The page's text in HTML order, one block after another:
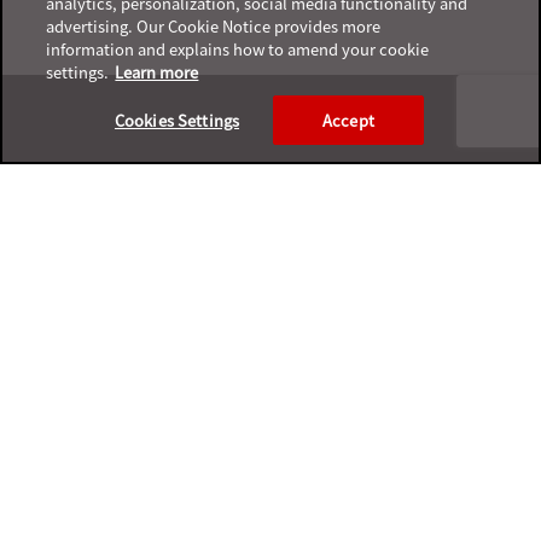
Footer
advertising. Our Cookie Notice provides more
information and explains how to amend your cookie
settings. Learn more
Cookies Settings Accept